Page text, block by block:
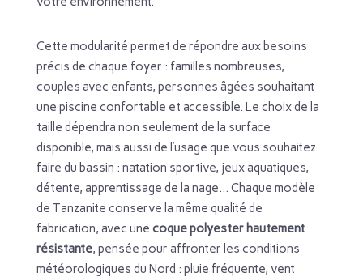
Cette modularité permet de répondre aux besoins
précis de chaque foyer : familles nombreuses,
couples avec enfants, personnes âgées souhaitant
une piscine confortable et accessible. Le choix de la
taille dépendra non seulement de la surface
disponible, mais aussi de l’usage que vous souhaitez
faire du bassin : natation sportive, jeux aquatiques,
détente, apprentissage de la nage… Chaque modèle
de Tanzanite conserve la même qualité de
fabrication, avec une coque polyester hautement
résistante, pensée pour affronter les conditions
météorologiques du Nord : pluie fréquente, vent